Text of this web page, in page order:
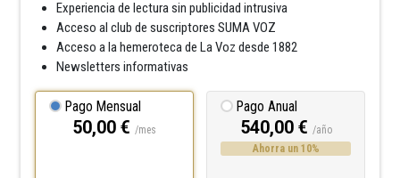
Experiencia de lectura sin publicidad intrusiva
Acceso al club de suscriptores SUMA VOZ
Acceso a la hemeroteca de La Voz desde 1882
Newsletters informativas
Pago Mensual
50,00 € /mes
Pago Anual
540,00 € /año
Ahorra un 10%